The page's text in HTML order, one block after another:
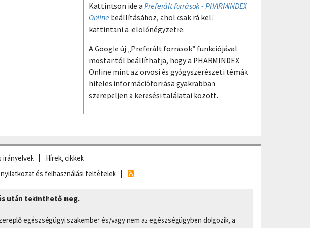
Kattintson ide a Preferált források - PHARMINDEX
Online beállításához, ahol csak rá kell
kattintani a jelölőnégyzetre.
A Google új „Preferált források” funkciójával
mostantól beállíthatja, hogy a PHARMINDEX
Online mint az orvosi és gyógyszerészeti témák
hiteles információforrása gyakrabban
szerepeljen a keresési találatai között.
irányelvek
Hírek, cikkek
és felhasználási feltételek
után tekinthető meg.
egészségügyi szakember és/vagy nem az egészségügyben dolgozik, a